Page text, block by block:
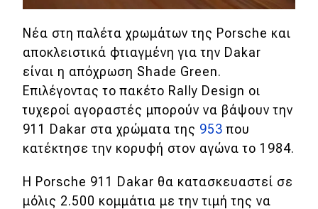
Νέα στη παλέτα χρωμάτων της Porsche και
αποκλειστικά φτιαγμένη για την Dakar
είναι η απόχρωση Shade Green.
Επιλέγοντας το πακέτο Rally Design οι
τυχεροί αγοραστές μπορούν να βάψουν την
911 Dakar στα χρώματα της 953 που
κατέκτησε την κορυφή στον αγώνα το 1984.
Η Porsche 911 Dakar θα κατασκευαστεί σε
μόλις 2.500 κομμάτια με την τιμή της να